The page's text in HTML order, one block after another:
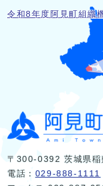
令和8年度阿見町組織
〒300-0392 茨城県稲
電話： 029-888-1111